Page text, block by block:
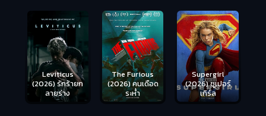
Leviticus
(2026) รักร้ายก
ลายร่าง
The Furious
(2026) คนเดือด
ระห่ำ
Supergirl
(2026) ซูเปอร์
เกิร์ล